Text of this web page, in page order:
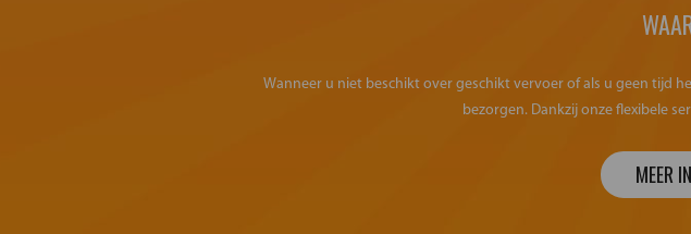
Wanneer u niet beschikt over geschikt vervoer of als u geen tijd
bezorgen. Dankzij onze flexibele
MEER